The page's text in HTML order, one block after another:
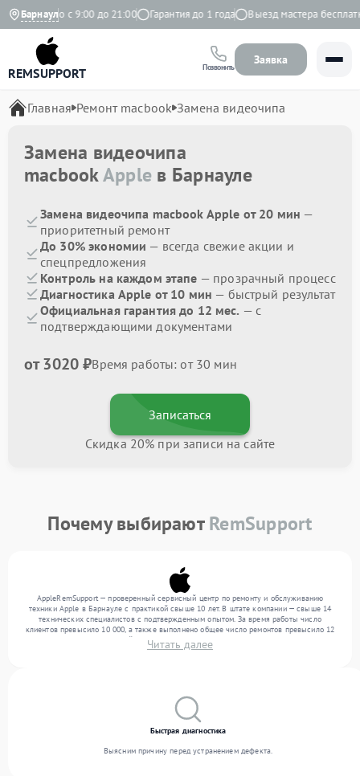
Барнаулс 9:00 до 21:00 Гарантия до 1 года Выезд мастера бесплатно
REMSUPPORT Позвонить
Заявка
Главная Ремонт macbook Замена видеочипа
Замена видеочипа
macbookApple в Барнауле
Замена видеочипа macbook Apple от 20 мин —
приоритетный ремонт
До 30% экономии — всегда свежие акции и
спецпредложения
Контроль на каждом этапе — прозрачный процесс
Диагностика Apple от 10 мин — быстрый результат
Официальная гарантия до 12 мес. — с
подтверждающими документами
от 3020 ₽Время работы: от 30 мин
Записаться
Скидка 20% при записи на сайте
Почему выбираютRemSupport
AppleRemSupport — проверенный сервисный центр по ремонту и обслуживанию
техники Apple в Барнауле с практикой свыше 10 лет. В штате компании — свыше 14
технических специалистов с подтвержденным опытом. За время работы число
клиентов превысило 10 000, а также выполнено общее число ремонтов превысило 12
000. Ежемесячно в сервисный центр поступает свыше 300 единиц техники, включая , ,
. Мы работаем с широким спектром неисправностей и обеспечиваем надежный
Читать далее
Быстрая диагностика
Выясним причину перед устранением дефекта.